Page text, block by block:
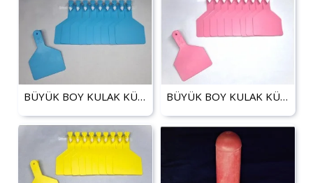
BÜYÜK BOY KULAK KÜPESİ MAVİ BÜYÜK BOY KULAK KÜPESİ PEMBE